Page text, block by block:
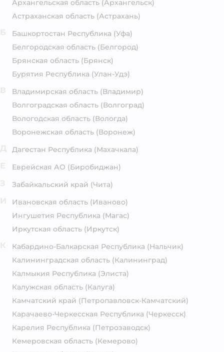
Архангельская область (Архангельск)
Астраханская область (Астрахань)
Башкортостан Республика (Уфа)
Белгородская область (Белгород)
Брянская область (Брянск)
Бурятия Республика (Улан-Удэ)
Владимирская область (Владимир)
Волгоградская область (Волгоград)
Вологодская область (Вологда)
Воронежская область (Воронеж)
Дагестан Республика (Махачкала)
Еврейская АО (Биробиджан)
Забайкальский край (Чита)
Ивановская область (Иваново)
Ингушетия Республика (Магас)
Иркутская область (Иркутск)
Кабардино-Балкарская Республика (Нальчик)
Калининградская область (Калининград)
Калмыкия Республика (Элиста)
Калужская область (Калуга)
Камчатский край (Петропавловск-Камчатский)
Карачаево-Черкесская Республика (Черкесск)
Карелия Республика (Петрозаводск)
Кемеровская область (Кемерово)